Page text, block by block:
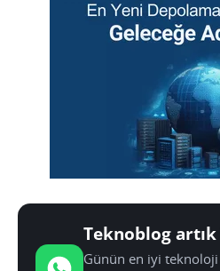
Teknoblog
Günün en iyi teknoloji